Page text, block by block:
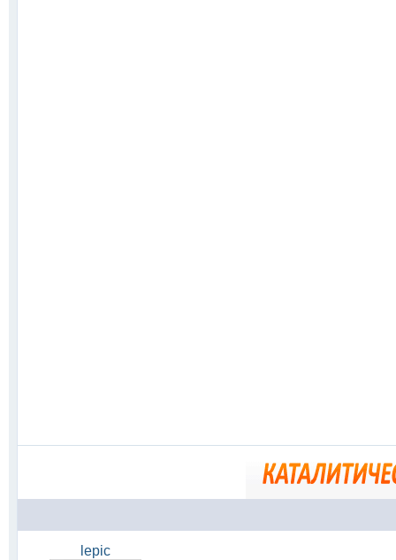
lepic